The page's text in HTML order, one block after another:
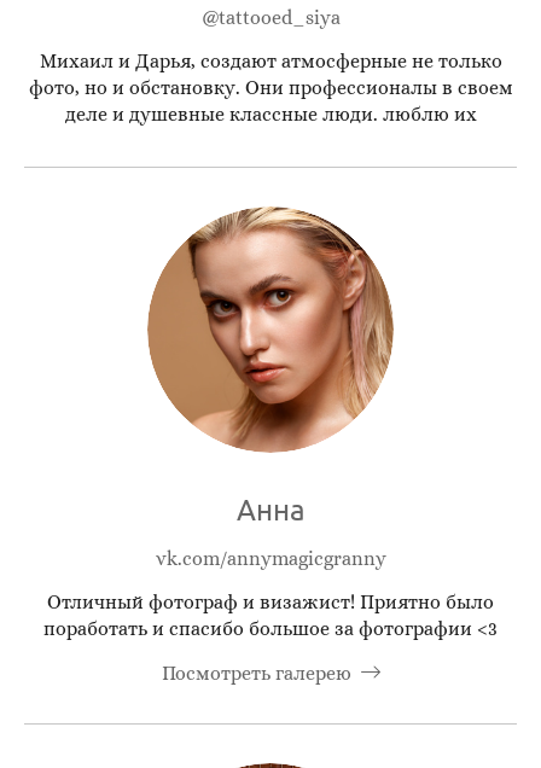
@tattooed_siya
Михаил и Дарья, создают атмосферные не только
фото, но и обстановку. Они профессионалы в своем
деле и душевные классные люди. люблю их
Анна
vk.com/annymagicgranny
Отличный фотограф и визажист! Приятно было
поработать и спасибо большое за фотографии <3
Посмотреть галерею